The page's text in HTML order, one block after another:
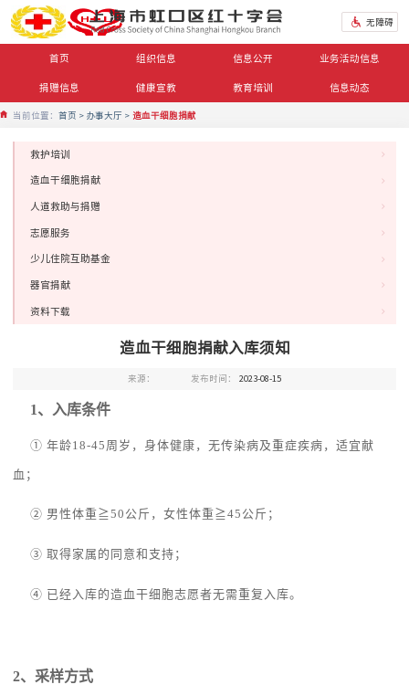
无障碍
首页 组织信息 信息公开 业务活动信息
捐赠信息 健康宣教 教育培训 信息动态
当前位置：首页 办事大厅 造血干细胞捐献
救护培训
造血干细胞捐献
人道救助与捐赠
志愿服务
少儿住院互助基金
器官捐献
资料下载
造血干细胞捐献入库须知
来源： 发布时间： 2023-08-15
1、 入库条件
① 年龄18-45周岁，身体健康，无传染病及重症疾病，适宜献
血；
② 男性体重≧50公斤，女性体重≧45公斤；
③ 取得家属的同意和支持；
④ 已经入库的造血干细胞志愿者无需重复入库。
2、 采样方式